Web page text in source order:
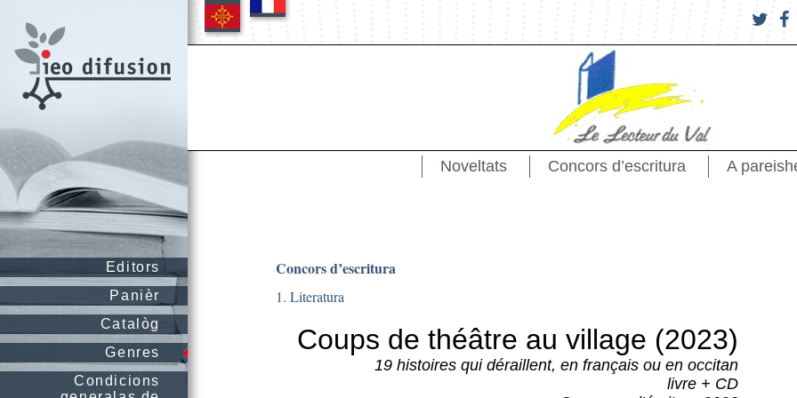
Editors
Panièr
Catalòg
Genres
Condicions
Noveltats Concors d’escritura A
Concors d’escritura
1. Literatura
Coups de théâtre au village (2023)
19 histoires qui déraillent, en français ou en occitan
livre + CD